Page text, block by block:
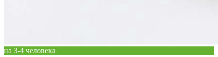
на 3-4 человека